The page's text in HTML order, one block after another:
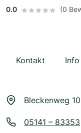
0.0
(0
Kontakt Info
Bleckenweg
05141 – 83353